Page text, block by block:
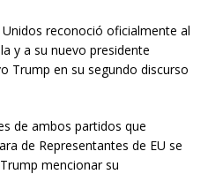
reconoció oficialmente al
y a su nuevo presidente
Trump en su segundo discurso
de ambos partidos que
de Representantes de EU se
mencionar su